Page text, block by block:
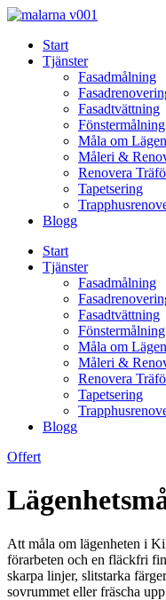
Skip
contentStart
Tjänster
Fasadmålning
Fasadtvättning
Fönstermålning
Måla om
Måleri &
Renovera
Tapetsering
Blogg
Start
Tjänster
Fasadmålning
Fasadtvättning
Fönstermålning
Måla om
Måleri &
Renovera
Tapetsering
Blogg
Offert
Att måla om lägenheten i
förarbeten och en fläckfri
skarpa linjer, slitstarka
sovrummet eller fräscha